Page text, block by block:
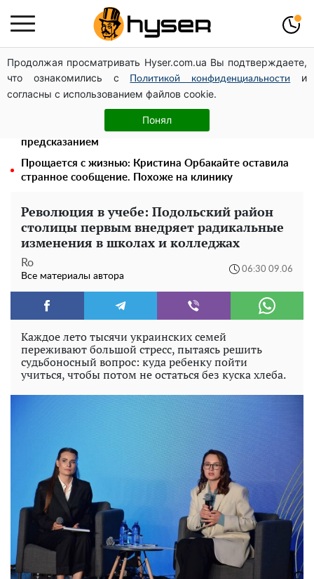
Продолжая просматривать Hyser.com.ua Вы подтверждаете,
что ознакомились с
Политикой конфиденциальности
и
согласны с использованием файлов cookie.
Понял
Весь секрет в одной таблетке аспирина: рецепт
хрустящей и сочной капусты на зиму. Даже пяти банок
вам будет мало
Будет еще один Майдан, после которого вернется
Крым: внучка известного мольфара поделилась
предсказанием
Прощается с жизнью: Кристина Орбакайте оставила
странное сообщение. Похоже на клинику
Революция в учебе: Подольский район
столицы первым внедряет радикальные
изменения в школах и колледжах
Ro
Все материалы автора
06:30 09.06
Каждое лето тысячи украинских семей
переживают большой стресс, пытаясь решить
судьбоносный вопрос: куда ребенку пойти
учиться, чтобы потом не остаться без куска хлеба.